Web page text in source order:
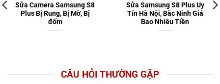
Sửa Camera Samsung S8
Plus Bị Rung, Bị Mờ, Bị
đốm
Sửa Samsung S8 Plus Uy
Tín Hà Nội, Bắc Ninh Giá
Bao Nhiêu Tiền
CÂU HỎI THƯỜNG GẶP